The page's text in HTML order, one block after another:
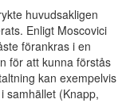
huvudsakligen
Enligt Moscovici
förankras i en
för att kunna förstås
kan exempelvis
samhället (Knapp,